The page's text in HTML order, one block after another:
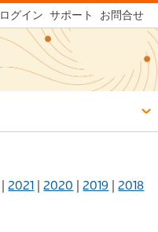
ログイン サポート お問合せ
|2021 |2020 |2019 |2018